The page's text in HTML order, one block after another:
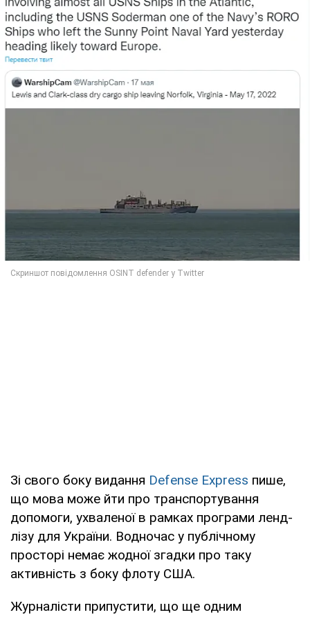
Зі свого боку видання Defense Express пише,
що мова може йти про транспортування
допомоги, ухваленої в рамках програми ленд-
лізу для України. Водночас у публічному
просторі немає жодної згадки про таку
активність з боку флоту США.
Журналісти припустити, що ще одним